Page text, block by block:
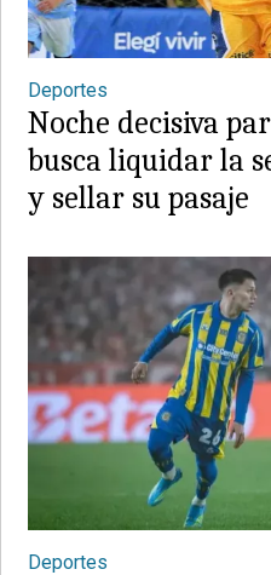
Deportes
Noche decisiva
busca liquidar la
y sellar su pasaje
Deportes